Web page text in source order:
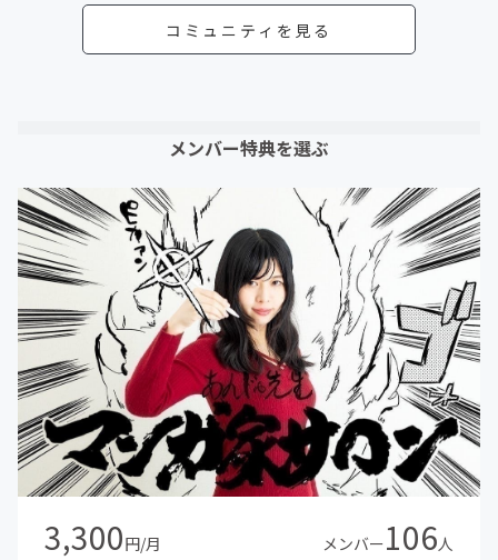
コミュニティを見る
メンバー特典を選ぶ
3,300円/月 メンバー106人